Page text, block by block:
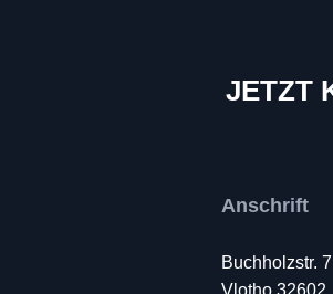
JETZT
Anschrift
Buchholzstr. 7
Vlotho 32602